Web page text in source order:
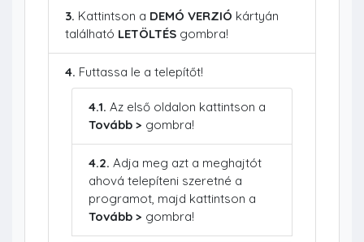
3. Kattintson a DEMÓ VERZIÓ kártyán
található LETÖLTÉS gombra!
4. Futtassa le a telepítőt!
4.1. Az első oldalon kattintson a
Tovább > gombra!
4.2. Adja meg azt a meghajtót
ahová telepíteni szeretné a
programot, majd kattintson a
Tovább > gombra!